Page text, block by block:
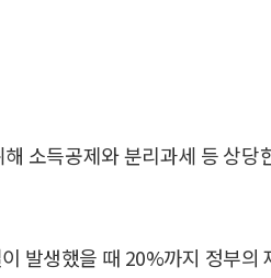
소득공제와 분리과세 등 상당
발생했을 때 20%까지 정부의